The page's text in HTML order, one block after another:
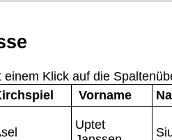
einem Klick auf die
Vorname
Uptet